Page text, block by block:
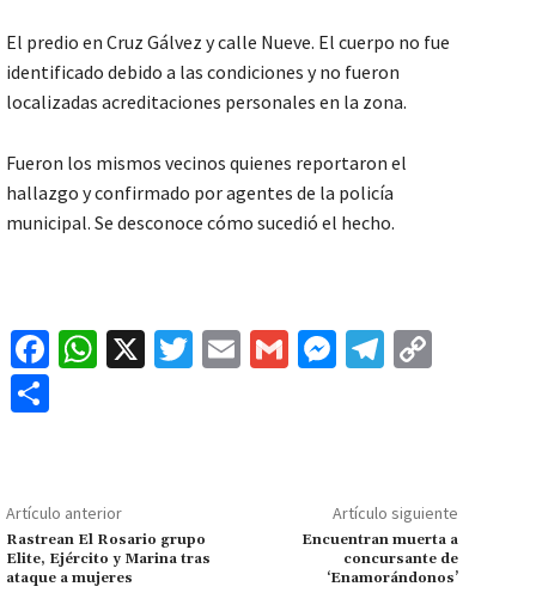
El predio en Cruz Gálvez y calle Nueve. El cuerpo no fue
identificado debido a las condiciones y no fueron
localizadas acreditaciones personales en la zona.
Fueron los mismos vecinos quienes reportaron el
hallazgo y confirmado por agentes de la policía
municipal. Se desconoce cómo sucedió el hecho.
Fa
o
k
W
p
p
X
T
E
G
M
ge
r
Te
m Li
n
k
p
ar
tir
Artículo anterior
Rastrean El Rosario grupo
Elite, Ejército y Marina tras
ataque a mujeres
Artículo siguiente
Encuentran muerta a
concursante de
‘Enamorándonos’